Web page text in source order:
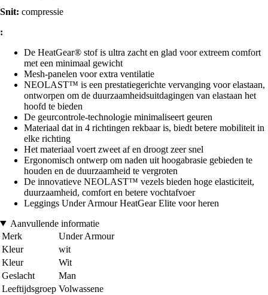
Snit: compressie
:
De HeatGear® stof is ultra zacht en glad voor extreem comfort
met een minimaal gewicht
Mesh-panelen voor extra ventilatie
NEOLAST™ is een prestatiegerichte vervanging voor elastaan,
ontworpen om de duurzaamheidsuitdagingen van elastaan het
hoofd te bieden
De geurcontrole-technologie minimaliseert geuren
Materiaal dat in 4 richtingen rekbaar is, biedt betere mobiliteit in
elke richting
Het materiaal voert zweet af en droogt zeer snel
Ergonomisch ontwerp om naden uit hoogabrasie gebieden te
houden en de duurzaamheid te vergroten
De innovatieve NEOLAST™ vezels bieden hoge elasticiteit,
duurzaamheid, comfort en betere vochtafvoer
Leggings Under Armour HeatGear Elite voor heren
Aanvullende informatie
Merk
Under Armour
Kleur
wit
Kleur
Wit
Geslacht
Man
Leeftijdsgroep Volwassene